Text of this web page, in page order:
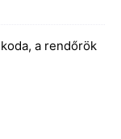
a rendőrök